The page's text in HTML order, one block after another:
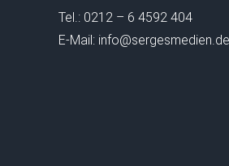
Tel.: 0212 – 6 4592 404
E-Mail: info@sergesmedien.de